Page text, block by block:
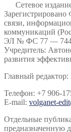
Сетевое
Зарегистрировано
связи,
коммуникаций
ЭЛ № ФС 77 —
Учредитель:
развития
Главный
Телефон: +7 906-
E-mail: volganet-
Отдельные
предназначенную